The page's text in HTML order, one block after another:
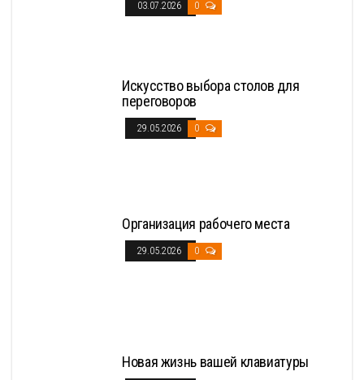
03.07.2026 0
Искусство выбора столов для
переговоров
29.05.2026 0
Организация рабочего места
29.05.2026 0
Новая жизнь вашей клавиатуры